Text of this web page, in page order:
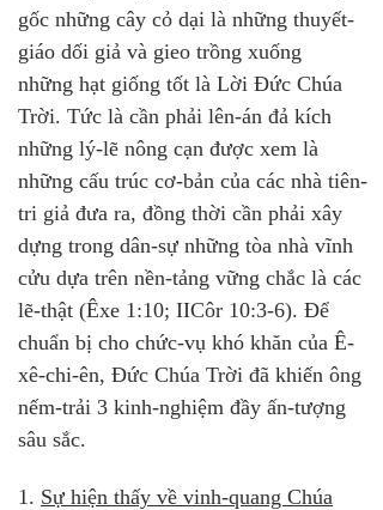
gốc những cây cỏ dại là những thuyết-
giáo dối giả và gieo trồng xuống
những hạt giống tốt là Lời Đức Chúa
Trời. Tức là cần phải lên-án đả kích
những lý-lẽ nông cạn được xem là
những cấu trúc cơ-bản của các nhà tiên-
tri giả đưa ra, đồng thời cần phải xây
dựng trong dân-sự những tòa nhà vĩnh
cửu dựa trên nền-tảng vững chắc là các
lẽ-thật (Êxe 1:10; IICôr 10:3-6). Để
chuẩn bị cho chức-vụ khó khăn của Ê-
xê-chi-ên, Đức Chúa Trời đã khiến ông
nếm-trải 3 kinh-nghiệm đầy ấn-tượng
sâu sắc.
1. Sự hiện thấy về vinh-quang Chúa